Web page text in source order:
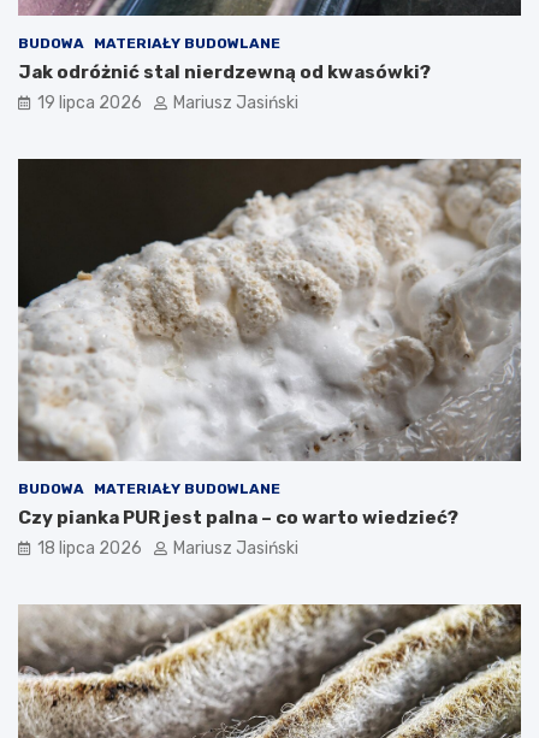
BUDOWA MATERIAŁY BUDOWLANE
Jak odróżnić stal nierdzewną od kwasówki?
19 lipca 2026 Mariusz Jasiński
BUDOWA MATERIAŁY BUDOWLANE
Czy pianka PUR jest palna – co warto wiedzieć?
18 lipca 2026 Mariusz Jasiński